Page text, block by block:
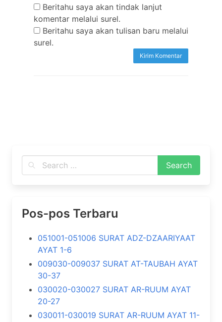
Beritahu saya akan tindak lanjut
komentar melalui surel.
Beritahu saya akan tulisan baru melalui
surel.
Pos-pos Terbaru
051001-051006 SURAT ADZ-DZAARIYAAT
AYAT 1-6
009030-009037 SURAT AT-TAUBAH AYAT
30-37
030020-030027 SURAT AR-RUUM AYAT
20-27
030011-030019 SURAT AR-RUUM AYAT 11-